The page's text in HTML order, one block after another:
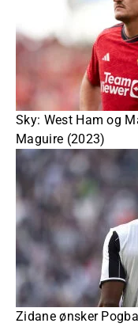
Sky: West Ham og
Maguire (2023)
Zidane ønsker